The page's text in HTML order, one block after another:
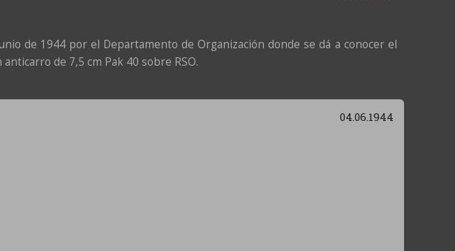
de 1944 por el Departamento de Organización donde se dá a conocer el
de 7,5 cm Pak 40 sobre RSO.
04.06.1944